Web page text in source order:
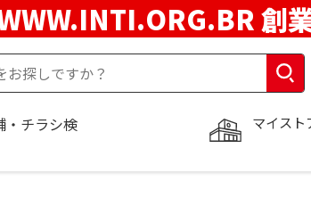
創
マイスト
・チラシ検